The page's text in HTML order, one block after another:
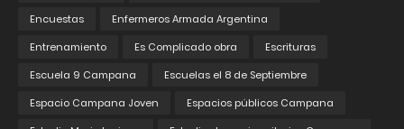
Encuestas
Enfermeros Armada Argentina
Entrenamiento
Es Complicado obra
Escrituras
Escuela 9 Campana
Escuelas el 8 de Septiembre
Espacio Campana Joven
Espacios públicos Campana